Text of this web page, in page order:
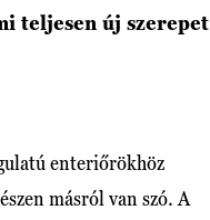
teljesen új szerepet
enteriőrökhöz
másról van szó. A